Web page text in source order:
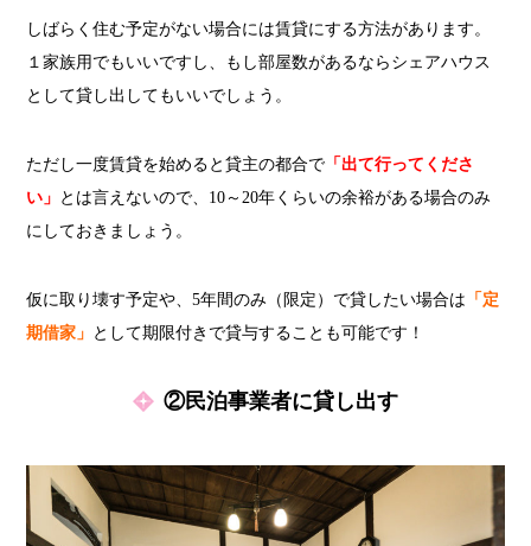
しばらく住む予定がない場合には賃貸にする方法があります。
１家族用でもいいですし、もし部屋数があるならシェアハウス
として貸し出してもいいでしょう。
ただし一度賃貸を始めると貸主の都合で 「出て行ってくださ
い」 とは言えないので、10～20年くらいの余裕がある場合のみ
にしておきましょう。
仮に取り壊す予定や、5年間のみ（限定）で貸したい場合は 「定
期借家」 として期限付きで貸与することも可能です！
②民泊事業者に貸し出す